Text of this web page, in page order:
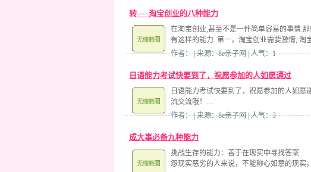
转-----淘宝创业的八种能力
在淘宝创业,甚至不是一件简单容易的事情.
有这样的能力. 第一，淘宝创业需要激情, 淘
作者： | 来源：8e亲子网 | 人气：1
日语能力考试快要到了，祝愿参加的人如愿通过
日语能力考试快要到了，祝愿参加的人如
流交流哦！…
作者： | 来源：8e亲子网 | 人气：3
成大事必备九种能力
挑战生存的能力：善于在现实中寻找答
怨现实恶劣的人来说，不能称心如意的现实